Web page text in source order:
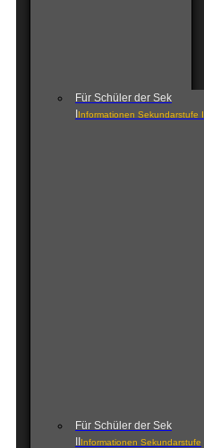
Für Schüler der Sek
Informationen Sekundarstufe I
Für Schüler der Sek
Informationen Sekundarstufe